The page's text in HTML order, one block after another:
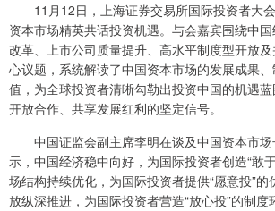
11月12日，上海证券交易所国际投资者大
资本市场精英共话投资机遇。与会嘉宾围绕中
改革、上市公司质量提升、高水平制度型开放
心议题，系统解读了中国资本市场的发展成果
值，为全球投资者清晰勾勒出投资中国的机遇
开放合作、共享发展红利的坚定信号。
中国证监会副主席李明在谈及中国资本市场
示，中国经济稳中向好，为国际投资者创造“敢
场结构持续优化，为国际投资者提供“愿意投”
放纵深推进，为国际投资者营造“放心投”的制度